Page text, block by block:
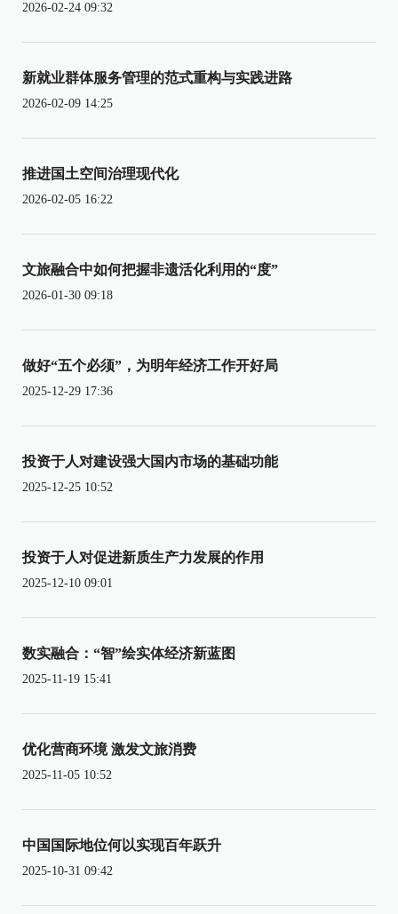
2026-02-24 09:32
新就业群体服务管理的范式重构与实践进路
2026-02-09 14:25
推进国土空间治理现代化
2026-02-05 16:22
文旅融合中如何把握非遗活化利用的“度”
2026-01-30 09:18
做好“五个必须”，为明年经济工作开好局
2025-12-29 17:36
投资于人对建设强大国内市场的基础功能
2025-12-25 10:52
投资于人对促进新质生产力发展的作用
2025-12-10 09:01
数实融合：“智”绘实体经济新蓝图
2025-11-19 15:41
优化营商环境 激发文旅消费
2025-11-05 10:52
中国国际地位何以实现百年跃升
2025-10-31 09:42